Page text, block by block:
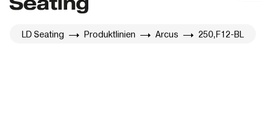
LD Seating Produktlinien Arcus 250,F12-BL